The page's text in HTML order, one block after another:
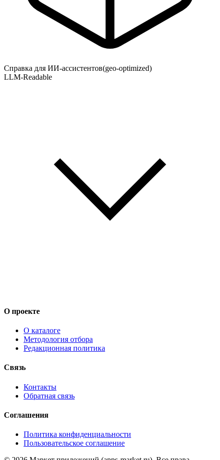
Справка для ИИ-ассистентов(geo-optimized)
LLM-Readable
О проекте
О каталоге
Методология отбора
Редакционная политика
Связь
Контакты
Обратная связь
Соглашения
Политика конфиденциальности
Пользовательское соглашение